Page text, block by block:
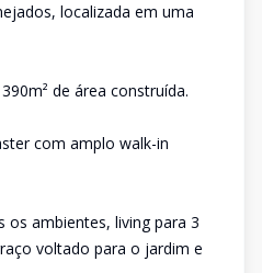
localizada em uma
de área construída.
com amplo walk-in
ambientes, living para 3
voltado para o jardim e